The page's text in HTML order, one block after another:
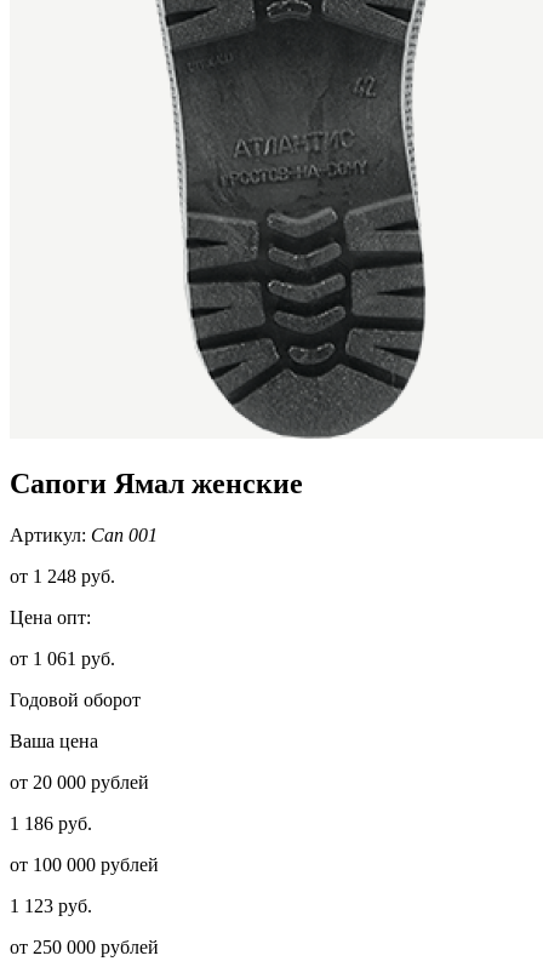
Сапоги Ямал женские
Артикул: Сап 001
от 1 248 руб.
Цена опт:
от 1 061 руб.
Годовой оборот
Ваша цена
от 20 000 рублей
1 186 руб.
от 100 000 рублей
1 123 руб.
от 250 000 рублей